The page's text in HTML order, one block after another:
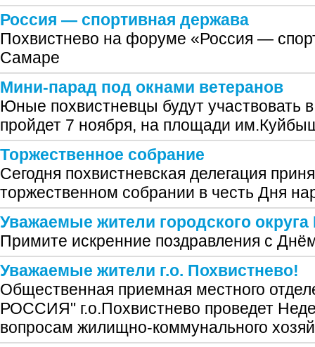
Россия — спортивная держава
Похвистнево на форуме «Россия —
Самаре
Мини-парад под окнами ветеранов
Юные похвистневцы будут участвовать
пройдет 7 ноября, на площади
Торжественное собрание
Сегодня похвистневская делегация
торжественном собрании в честь Дня
Уважаемые жители городского
Примите искренние поздравления с
Уважаемые жители г.о. Похвистнево!
Общественная приемная местного
РОССИЯ" г.о.Похвистнево проведет
вопросам жилищно-коммунального